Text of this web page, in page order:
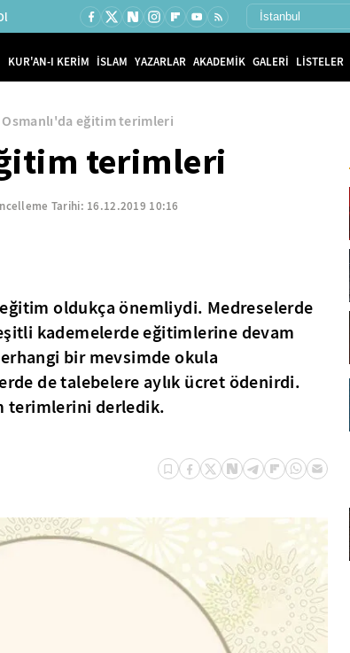
KUR'AN-I KERİM İSLAM YAZARLAR AKADEMİK GALERİ LİSTELER
Osmanlı'da eğitim terimleri
terimleri
Tarihi: 16.12.2019 10:16
oldukça önemliydi. Medreselerde
kademelerde eğitimlerine devam
bir mevsimde okula
de talebelere aylık ücret ödenirdi.
terimlerini derledik.